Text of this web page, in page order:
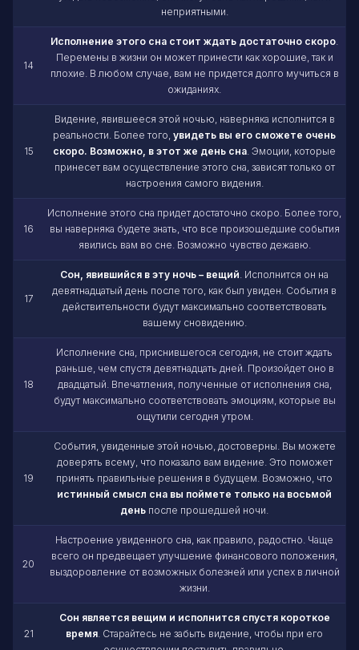
неприятными.
14
Исполнение этого сна стоит ждать достаточно скоро.
Перемены в жизни он может принести как хорошие, так и
плохие. В любом случае, вам не придется долго мучиться в
ожиданиях.
15
Видение, явившееся этой ночью, наверняка исполнится в
реальности. Более того, увидеть вы его сможете очень
скоро. Возможно, в этот же день сна. Эмоции, которые
принесет вам осуществление этого сна, зависят только от
настроения самого видения.
16
Исполнение этого сна придет достаточно скоро. Более того,
вы наверняка будете знать, что все произошедшие события
явились вам во сне. Возможно чувство дежавю.
17
Сон, явившийся в эту ночь – вещий. Исполнится он на
девятнадцатый день после того, как был увиден. События в
действительности будут максимально соответствовать
вашему сновидению.
18
Исполнение сна, приснившегося сегодня, не стоит ждать
раньше, чем спустя девятнадцать дней. Произойдет оно в
двадцатый. Впечатления, полученные от исполнения сна,
будут максимально соответствовать эмоциям, которые вы
ощутили сегодня утром.
19
События, увиденные этой ночью, достоверны. Вы можете
доверять всему, что показало вам видение. Это поможет
принять правильные решения в будущем. Возможно, что
истинный смысл сна вы поймете только на восьмой
день после прошедшей ночи.
20
Настроение увиденного сна, как правило, радостно. Чаще
всего он предвещает улучшение финансового положения,
выздоровление от возможных болезней или успех в личной
жизни.
21
Сон является вещим и исполнится спустя короткое
время. Старайтесь не забыть видение, чтобы при его